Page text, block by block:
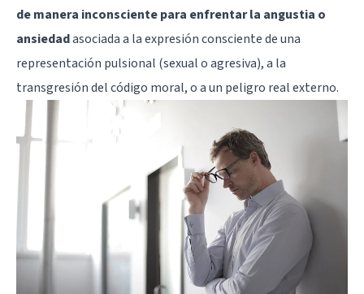
de manera inconsciente para enfrentar la angustia o
ansiedadasociada a la expresión consciente de una
representación pulsional (sexual o agresiva), a la
transgresión delcódigo moral, o a un peligro real externo.